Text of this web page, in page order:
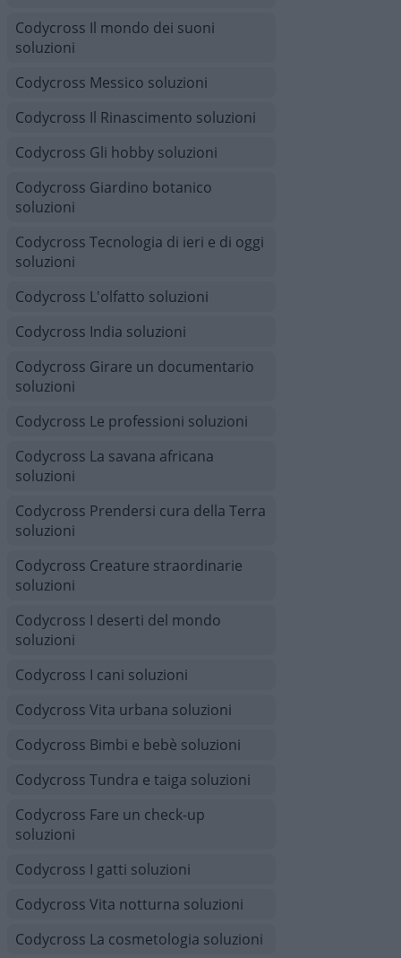
Codycross Il mondo dei suoni
soluzioni
Codycross Messico soluzioni
Codycross Il Rinascimento soluzioni
Codycross Gli hobby soluzioni
Codycross Giardino botanico
soluzioni
Codycross Tecnologia di ieri e di oggi
soluzioni
Codycross L'olfatto soluzioni
Codycross India soluzioni
Codycross Girare un documentario
soluzioni
Codycross Le professioni soluzioni
Codycross La savana africana
soluzioni
Codycross Prendersi cura della Terra
soluzioni
Codycross Creature straordinarie
soluzioni
Codycross I deserti del mondo
soluzioni
Codycross I cani soluzioni
Codycross Vita urbana soluzioni
Codycross Bimbi e bebè soluzioni
Codycross Tundra e taiga soluzioni
Codycross Fare un check-up
soluzioni
Codycross I gatti soluzioni
Codycross Vita notturna soluzioni
Codycross La cosmetologia soluzioni